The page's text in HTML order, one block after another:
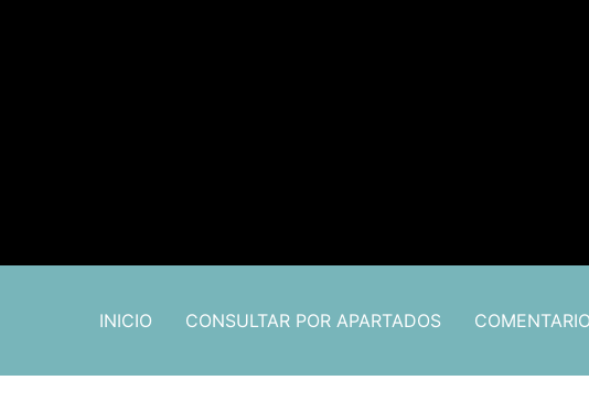
INICIO CONSULTAR POR APARTADOS